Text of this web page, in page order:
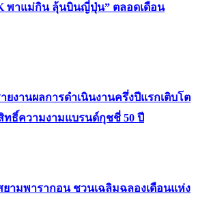
พาแม่กิน ลุ้นบินญี่ปุ่น” ตลอดเดือน
ยงานผลการดำเนินงานครึ่งปีแรกเติบโต
ทธิ์ความงามแบรนด์กุชชี่ 50 ปี
ยามพารากอน ชวนเฉลิมฉลองเดือนแห่ง